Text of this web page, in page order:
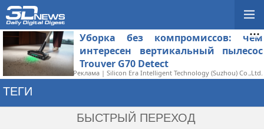
Уборка без компромиссов: чем
интересен вертикальный пылесос
Trouver G70 Detect
Реклама | Silicon Era Intelligent Technology (Suzhou) Co.,Ltd.
ТЕГИ
БЫСТРЫЙ ПЕРЕХОД